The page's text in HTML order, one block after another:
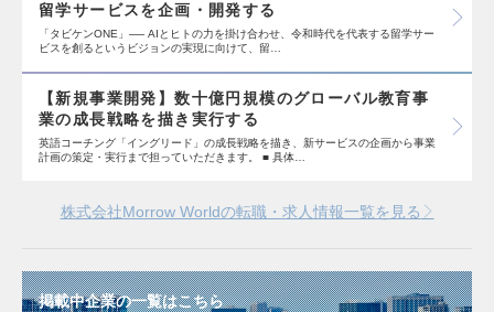
留学サービスを企画・開発する
「タビケンONE」── AIとヒトの力を掛け合わせ、令和時代を代表する留学サー
ビスを創るというビジョンの実現に向けて、留…
【新規事業開発】数十億円規模のグローバル教育事
業の成長戦略を描き実行する
英語コーチング「イングリード」の成長戦略を描き、新サービスの企画から事業
計画の策定・実行まで担っていただきます。 ■ 具体…
株式会社Morrow Worldの転職・求人情報一覧を見る
掲載中企業の一覧はこちら